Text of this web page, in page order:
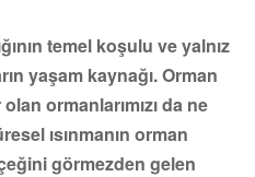
temel koşulu ve yalnız
yaşam kaynağı. Orman
ormanlarımızı da ne
ısınmanın orman
görmezden gelen